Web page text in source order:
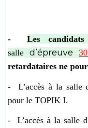
- Les
salled’épreuve
retardataires ne
- L’accèsà la salle
pour le TOPIK I.
- L’accès à la salle